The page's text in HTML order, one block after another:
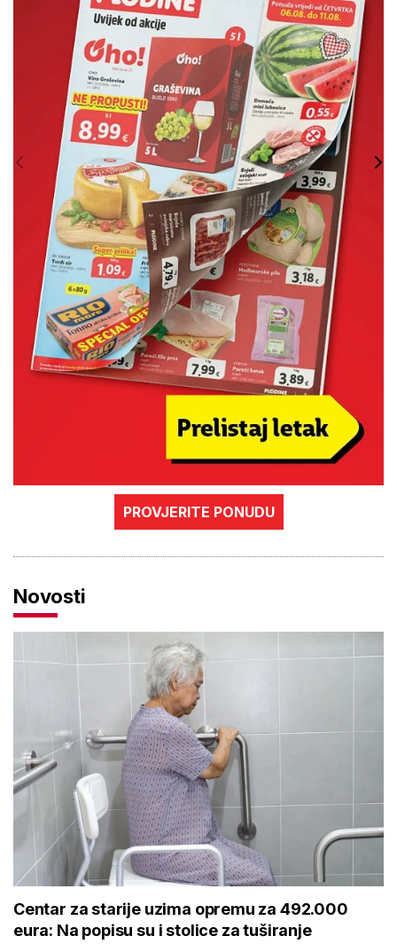
PROVJERITE PONUDU
Novosti
Centar za starije uzima opremu za 492.000
eura: Na popisu su i stolice za tuširanje